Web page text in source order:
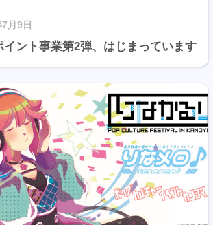
月9日
イント事業第2弾、はじまっています